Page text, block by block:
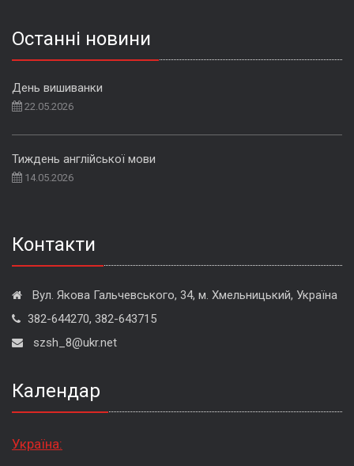
Останні новини
День вишиванки
22.05.2026
Тиждень англійської мови
14.05.2026
Контакти
Вул. Якова Гальчевського, 34, м. Хмельницький, Україна
382-644270, 382-643715
szsh_8@ukr.net
Календар
Україна: